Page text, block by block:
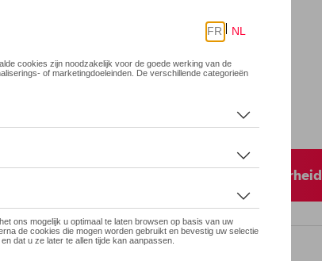
is momenteel niet op stock
Contacteer uw dealer voor beschikbaarheid